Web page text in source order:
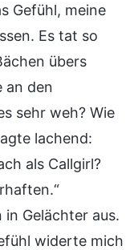
Gefühl, meine
Es tat so
übers
an den
sehr weh? Wie
lachend:
als Callgirl?
Gelächter aus.
widerte mich